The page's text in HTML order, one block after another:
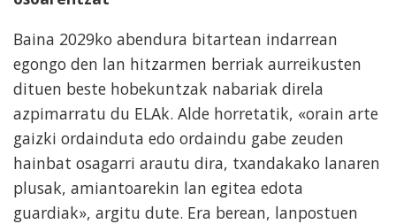
Baina 2029ko abendura bitartean indarrean
egongo den lan hitzarmen berriak aurreikusten
dituen beste hobekuntzak nabariak direla
azpimarratu du ELAk. Alde horretatik, «orain arte
gaizki ordainduta edo ordaindu gabe zeuden
hainbat osagarri arautu dira, txandakako lanaren
plusak, amiantoarekin lan egitea edota
guardiak», argitu dute. Era berean, lanpostuen